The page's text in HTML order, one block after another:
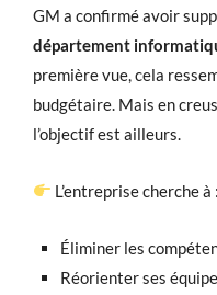
GM a confirmé avoir
département
première vue, cela
budgétaire. Mais en
l’objectif est ailleurs.
L’entreprise cherche à :
Éliminer les
Réorienter ses